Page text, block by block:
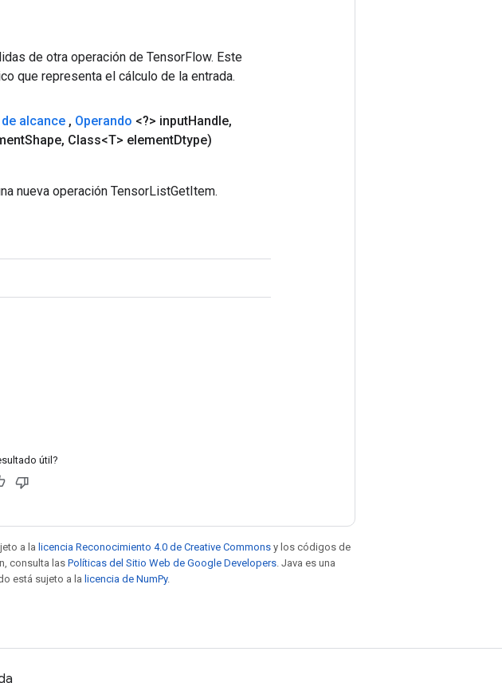
de otra operación de TensorFlow. Este
que representa el cálculo de la entrada.
de alcance , Operando <?> inputHandle,
Shape, Class<T> elementDtype)
nueva operación TensorListGetItem.
útil?
a la licencia Reconocimiento 4.0 de Creative Commons y los códigos de
consulta las Políticas del Sitio Web de Google Developers . Java es una
está sujeto a la licencia de NumPy.